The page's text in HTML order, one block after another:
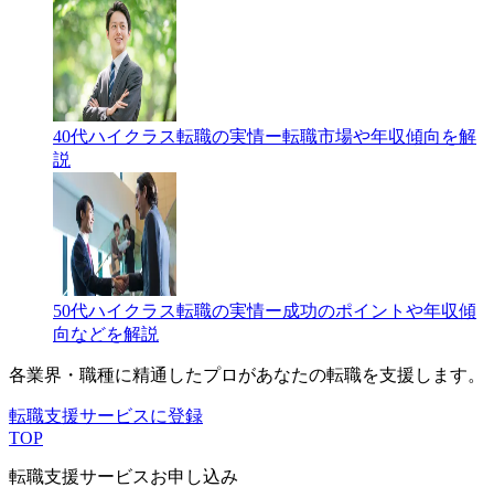
40代ハイクラス転職の実情ー転職市場や年収傾向を解
説
50代ハイクラス転職の実情ー成功のポイントや年収傾
向などを解説
各業界・職種に精通したプロがあなたの転職を支援します。
転職支援サービスに登録
TOP
転職支援サービスお申し込み